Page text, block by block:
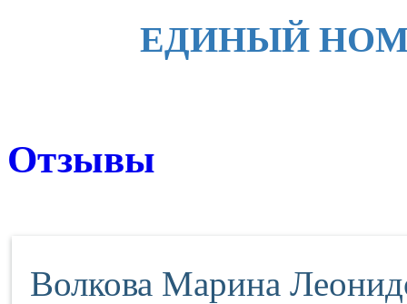
ЕДИНЫЙ
Отзывы
Волкова Марина